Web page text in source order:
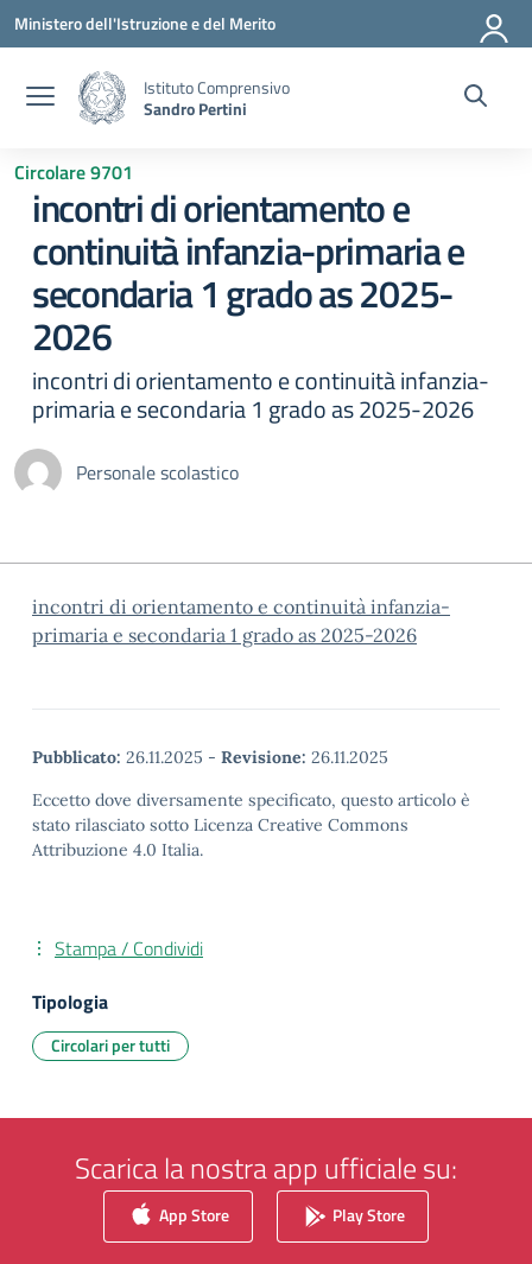
Vai ai contenuti
Vai al menu di navigazione
Vai al footer
Ministero dell'Istruzione e del Merito
Istituto Comprensivo
Sandro Pertini
Circolare 9701
incontri di orientamento e
continuità infanzia-primaria e
secondaria 1 grado as 2025-
2026
incontri di orientamento e continuità infanzia-
primaria e secondaria 1 grado as 2025-2026
Personale scolastico
incontri di orientamento e continuità infanzia-
primaria e secondaria 1 grado as 2025-2026
Pubblicato: 26.11.2025 - Revisione: 26.11.2025
Eccetto dove diversamente specificato, questo articolo è
stato rilasciato sotto Licenza Creative Commons
Attribuzione 4.0 Italia.
Stampa / Condividi
Tipologia
Circolari per tutti
Scarica la nostra app ufficiale su:
App Store Play Store